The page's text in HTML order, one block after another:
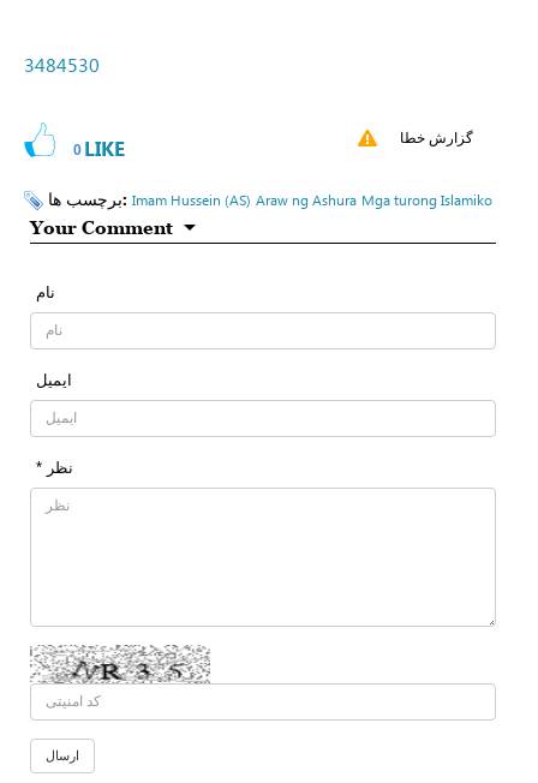
3484530
0 LIKE گزارش خطا
برچسب ها: Imam Hussein (AS) Araw ng Ashura Mga turong Islamiko
Your Comment
نام
ایمیل
* نظر